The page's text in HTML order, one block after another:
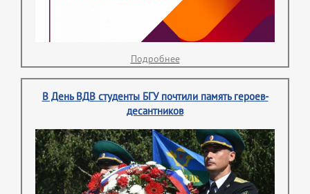
Подробнее
В День ВДВ студенты БГУ почтили память героев-
десантников